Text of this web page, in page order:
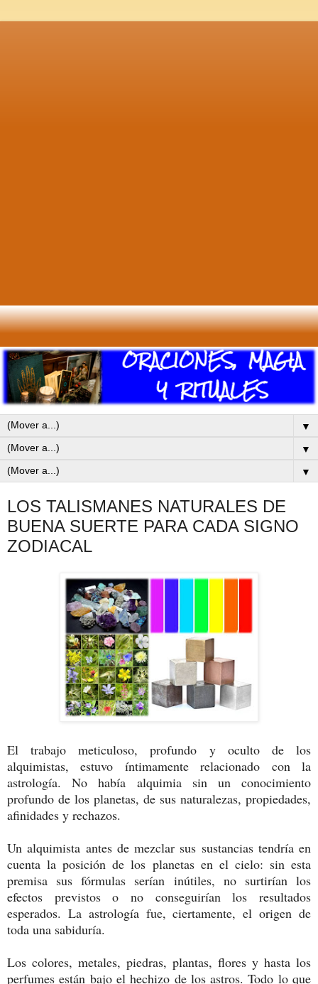
▼
▼
▼
LOS TALISMANES NATURALES DE
BUENA SUERTE PARA CADA SIGNO
ZODIACAL
El trabajo meticuloso, profundo y oculto de los
alquimistas, estuvo íntimamente relacionado con la
astrología. No había alquimia sin un conocimiento
profundo de los planetas, de sus naturalezas, propiedades,
afinidades y rechazos.
Un alquimista antes de mezclar sus sustancias tendría en
cuenta la posición de los planetas en el cielo: sin esta
premisa sus fórmulas serían inútiles, no surtirían los
efectos previstos o no conseguirían los resultados
esperados. La astrología fue, ciertamente, el origen de
toda una sabiduría.
Los colores, metales, piedras, plantas, flores y hasta los
perfumes están bajo el hechizo de los astros. Todo lo que